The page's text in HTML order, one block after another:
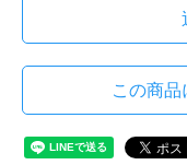
この商品